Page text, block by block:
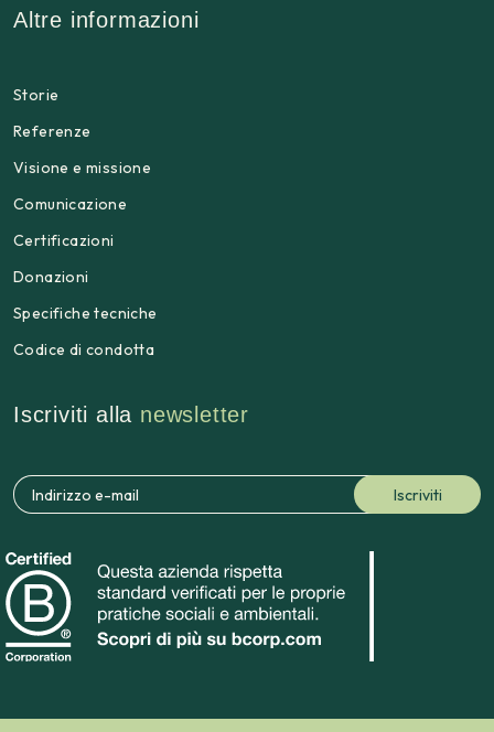
Altre informazioni
Storie
Referenze
Visione e missione
Comunicazione
Certificazioni
Donazioni
Specifiche tecniche
Codice di condotta
Iscriviti alla newsletter